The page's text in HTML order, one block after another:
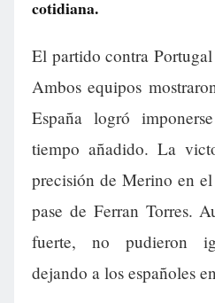
cotidiana.
El partido contra
Ambos equipos
España logró
tiempo añadido. La
precisión de Merino en
pase de Ferran Torres.
fuerte, no pudieron
dejando a los españoles